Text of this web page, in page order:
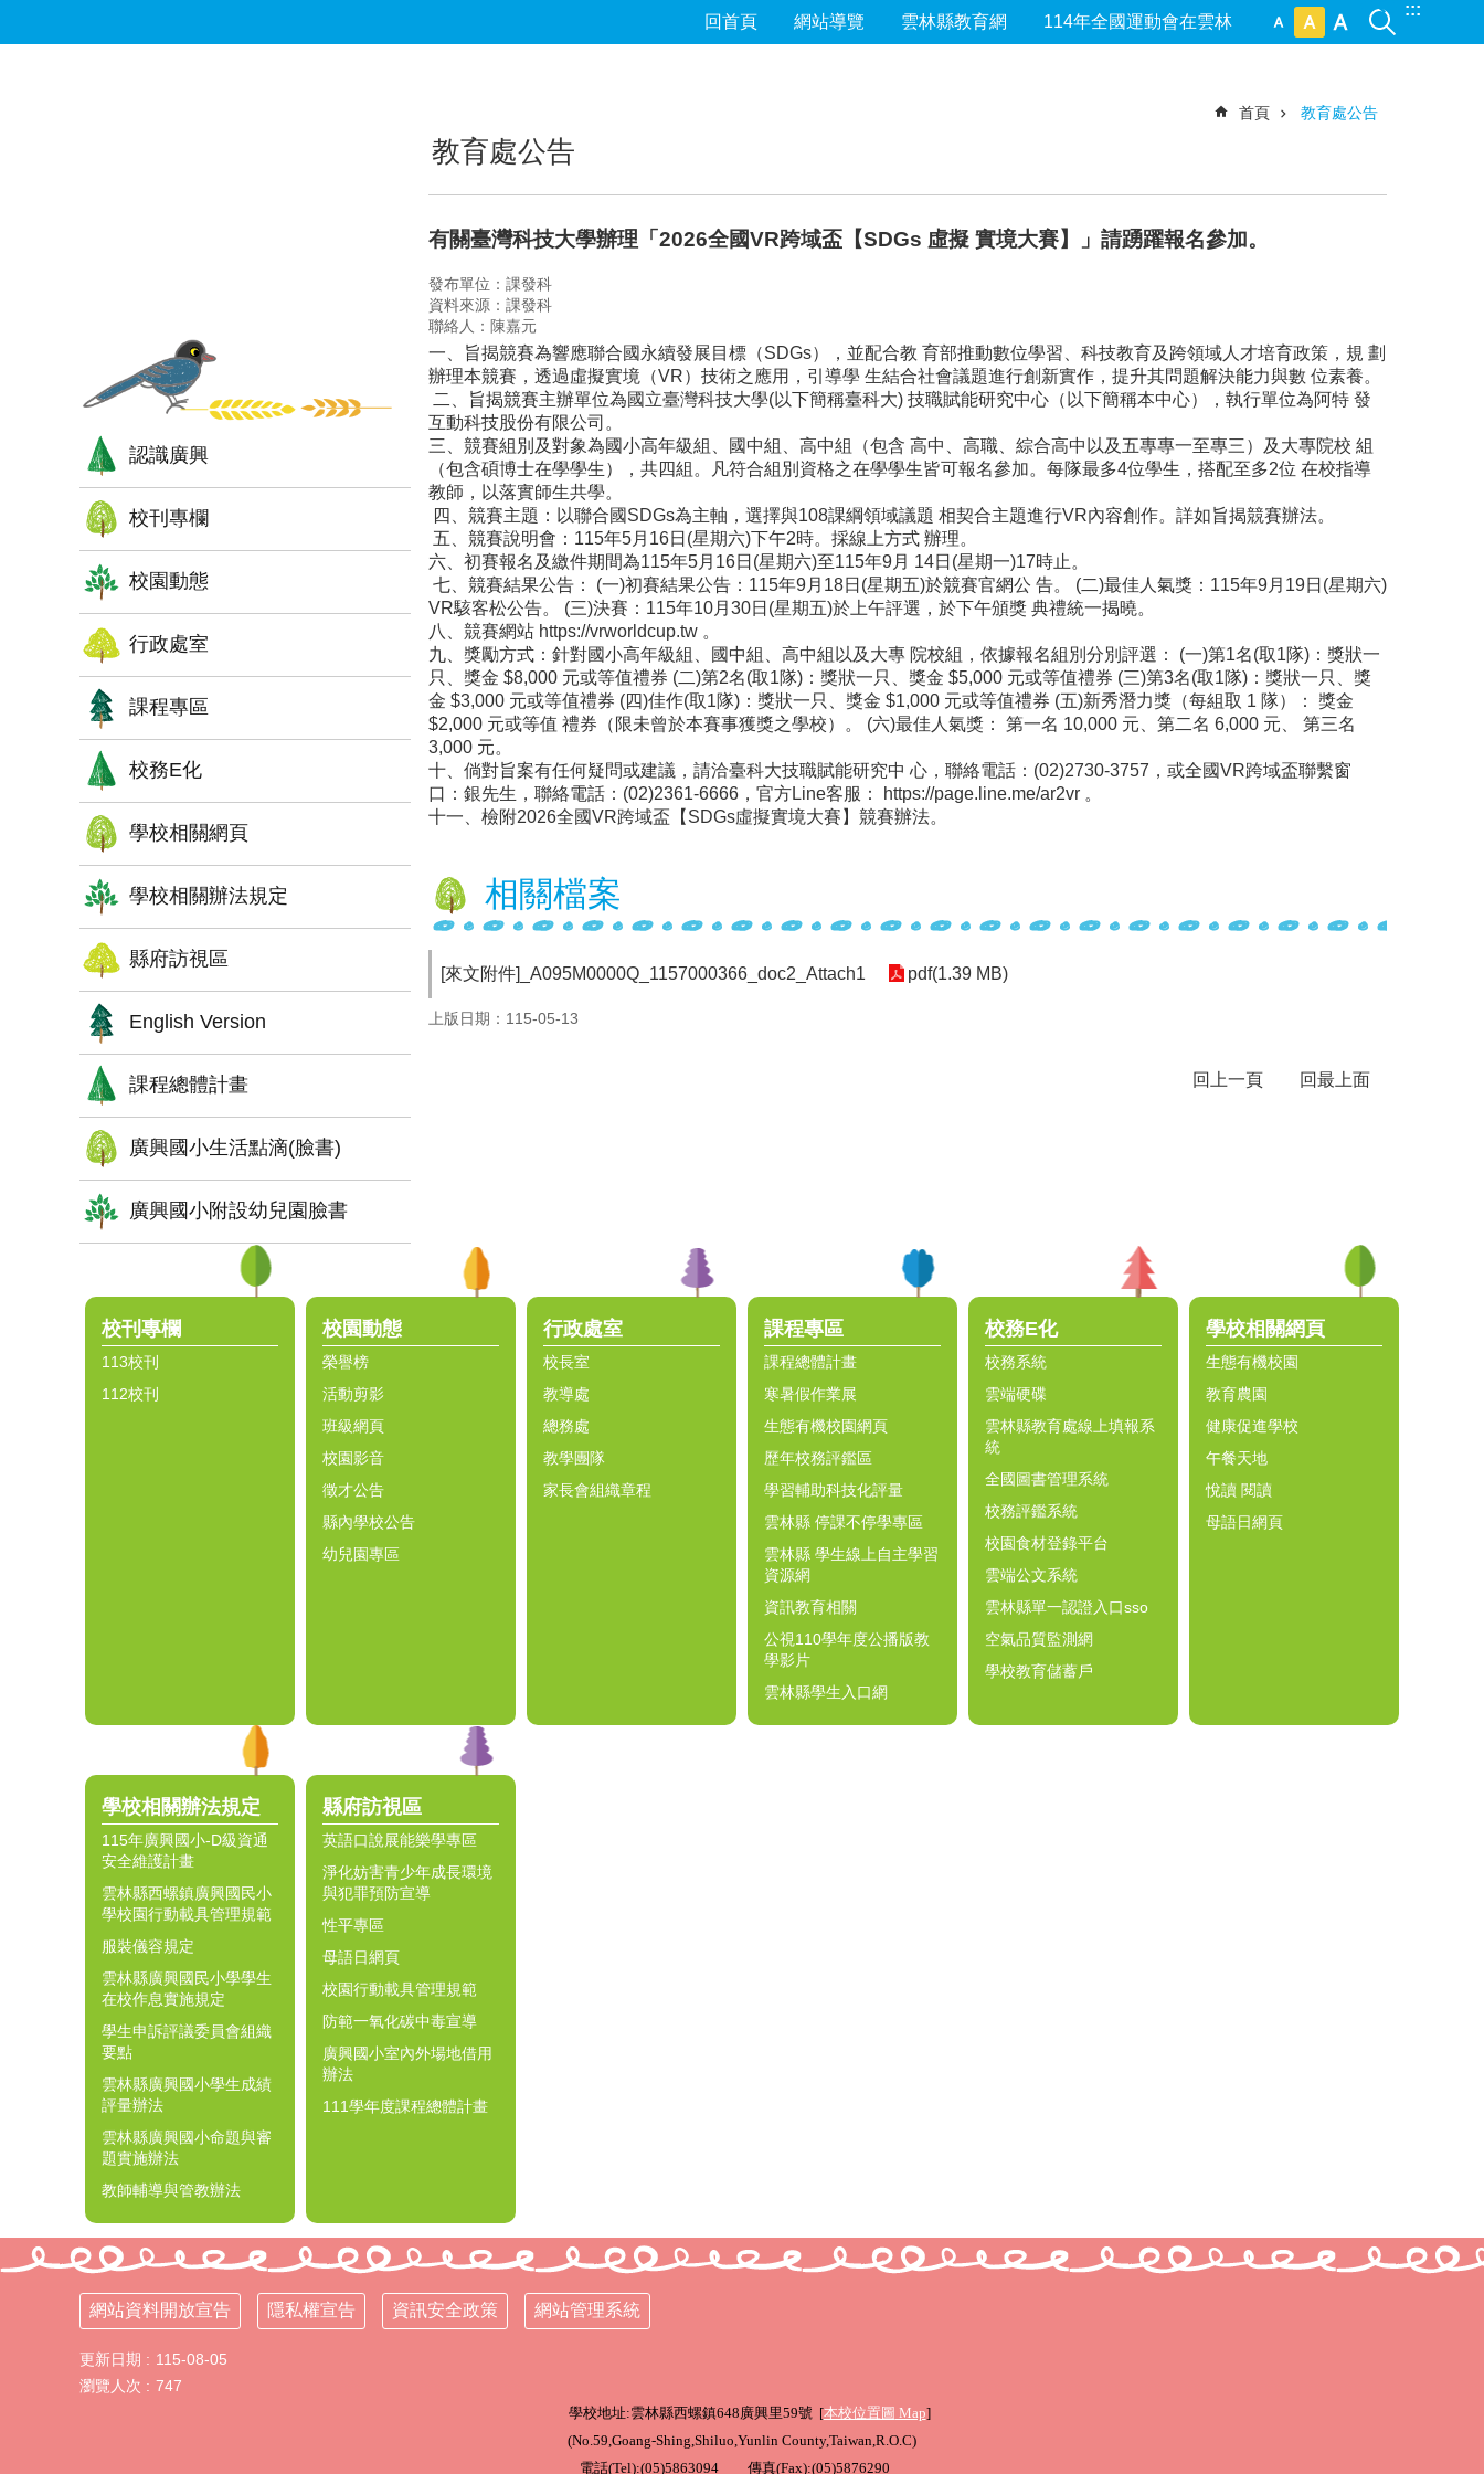
:::
回首頁 網站導覽 雲林縣教育網 114年全國運動會在雲林
認識廣興
校刊專欄
校園動態
行政處室
課程專區
校務E化
學校相關網頁
學校相關辦法規定
縣府訪視區
English Version
課程總體計畫
廣興國小生活點滴(臉書)
廣興國小附設幼兒園臉書
首頁 教育處公告
教育處公告
有關臺灣科技大學辦理「2026全國VR跨域盃【SDGs 虛擬 實境大賽】」請踴躍報名參加。
發布單位：課發科
資料來源：課發科
聯絡人：陳嘉元
一、旨揭競賽為響應聯合國永續發展目標（SDGs），並配合教 育部推動數位學習、科技教育及跨領域人才培育政策，規 劃
辦理本競賽，透過虛擬實境（VR）技術之應用，引導學 生結合社會議題進行創新實作，提升其問題解決能力與數 位素養。
二、旨揭競賽主辦單位為國立臺灣科技大學(以下簡稱臺科大) 技職賦能研究中心（以下簡稱本中心），執行單位為阿特 發
互動科技股份有限公司。
三、競賽組別及對象為國小高年級組、國中組、高中組（包含 高中、高職、綜合高中以及五專專一至專三）及大專院校 組
（包含碩博士在學學生），共四組。凡符合組別資格之在學學生皆可報名參加。每隊最多4位學生，搭配至多2位 在校指導
教師，以落實師生共學。
四、競賽主題：以聯合國SDGs為主軸，選擇與108課綱領域議題 相契合主題進行VR內容創作。詳如旨揭競賽辦法。
五、競賽說明會：115年5月16日(星期六)下午2時。採線上方式 辦理。
六、初賽報名及繳件期間為115年5月16日(星期六)至115年9月 14日(星期一)17時止。
七、競賽結果公告： (一)初賽結果公告：115年9月18日(星期五)於競賽官網公 告。 (二)最佳人氣獎：115年9月19日(星期六)
VR駭客松公告。 (三)決賽：115年10月30日(星期五)於上午評選，於下午頒獎 典禮統一揭曉。
八、競賽網站 https://vrworldcup.tw 。
九、獎勵方式：針對國小高年級組、國中組、高中組以及大專 院校組，依據報名組別分別評選： (一)第1名(取1隊)：獎狀一
只、獎金 $8,000 元或等值禮券 (二)第2名(取1隊)：獎狀一只、獎金 $5,000 元或等值禮券 (三)第3名(取1隊)：獎狀一只、獎
金 $3,000 元或等值禮券 (四)佳作(取1隊)：獎狀一只、獎金 $1,000 元或等值禮券 (五)新秀潛力獎（每組取 1 隊）： 獎金
$2,000 元或等值 禮券（限未曾於本賽事獲獎之學校）。 (六)最佳人氣獎： 第一名 10,000 元、第二名 6,000 元、 第三名
3,000 元。
十、倘對旨案有任何疑問或建議，請洽臺科大技職賦能研究中 心，聯絡電話：(02)2730-3757，或全國VR跨域盃聯繫窗
口：銀先生，聯絡電話：(02)2361-6666，官方Line客服： https://page.line.me/ar2vr 。
十一、檢附2026全國VR跨域盃【SDGs虛擬實境大賽】競賽辦法。
相關檔案
[來文附件]_A095M0000Q_1157000366_doc2_Attach1 pdf(1.39 MB)
上版日期：115-05-13
回上一頁 回最上面
校刊專欄
113校刊
112校刊
校園動態
榮譽榜
活動剪影
班級網頁
校園影音
徵才公告
縣內學校公告
幼兒園專區
行政處室
校長室
教導處
總務處
教學團隊
家長會組織章程
課程專區
課程總體計畫
寒暑假作業展
生態有機校園網頁
歷年校務評鑑區
學習輔助科技化評量
雲林縣 停課不停學專區
雲林縣 學生線上自主學習
資源網
資訊教育相關
公視110學年度公播版教
學影片
雲林縣學生入口網
校務E化
校務系統
雲端硬碟
雲林縣教育處線上填報系
統
全國圖書管理系統
校務評鑑系統
校園食材登錄平台
雲端公文系統
雲林縣單一認證入口sso
空氣品質監測網
學校教育儲蓄戶
學校相關網頁
生態有機校園
教育農園
健康促進學校
午餐天地
悅讀 閱讀
母語日網頁
學校相關辦法規定
115年廣興國小-D級資通
安全維護計畫
雲林縣西螺鎮廣興國民小
學校園行動載具管理規範
服裝儀容規定
雲林縣廣興國民小學學生
在校作息實施規定
學生申訴評議委員會組織
要點
雲林縣廣興國小學生成績
評量辦法
雲林縣廣興國小命題與審
題實施辦法
教師輔導與管教辦法
縣府訪視區
英語口說展能樂學專區
淨化妨害青少年成長環境
與犯罪預防宣導
性平專區
母語日網頁
校園行動載具管理規範
防範一氧化碳中毒宣導
廣興國小室內外場地借用
辦法
111學年度課程總體計畫
網站資料開放宣告 隱私權宣告 資訊安全政策 網站管理系統
更新日期
115-08-05
瀏覽人次
747
學校地址:雲林縣西螺鎮648廣興里59號 [本校位置圖 Map]
(No.59,Goang-Shing,Shiluo,Yunlin County,Taiwan,R.O.C)
電話(Tel):(05)5863094 傳真(Fax):(05)5876290